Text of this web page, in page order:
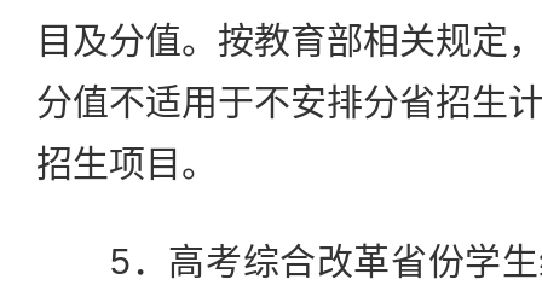
目及分值。按教育部相关规定
分值不适用于不安排分省招生
招生项目。
5．高考综合改革省份学生